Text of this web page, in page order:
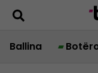
Ballina